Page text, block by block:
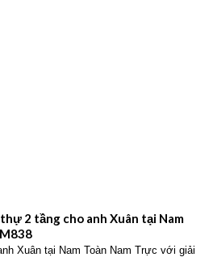
2 tầng cho anh Xuân tại Nam
Xuân tại Nam Toàn Nam Trực với giải